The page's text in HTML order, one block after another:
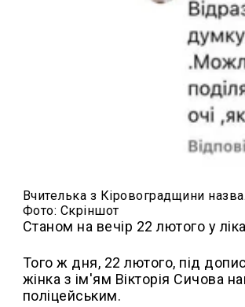
Вчителька з Кіровоградщини
Фото: Скріншот
Станом на вечір 22 лютого у
Того ж дня, 22 лютого, під
жінка з ім'ям Вікторія Сичова
поліцейським.